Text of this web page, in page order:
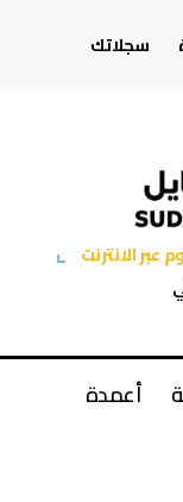
سجلاتك
الانترنت
أعمدة